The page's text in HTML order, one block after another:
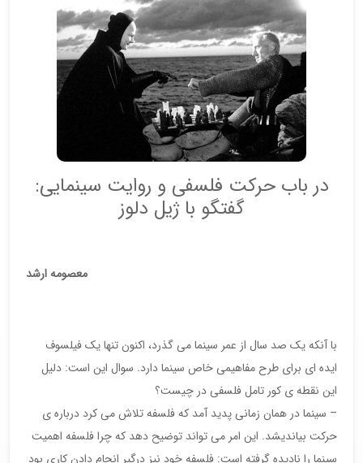
در باب حرکت فلسفی و روایت سینمایی:
گفتگو با ژیل دلوز
معصومه ارشد
با آنکه یک صد سال از عمر سینما می گذرد، اکنون تنها یک فیلسوف
ایده ای برای طرح مفاهیمی خاص سینما دارد. سوال این است: دلیل
این نقطه ی کور تامل فلسفی در چیست؟
– سینما در همان زمانی پدید آمد که فلسفه تلاش می کرد درباره ی
حرکت بیاندیشد. این امر می تواند توضیح دهد که چرا فلسفه اهمیت
سینما را نادیده گرفته است: فلسفه خود نیز درگیر انجام دادن کاری بود